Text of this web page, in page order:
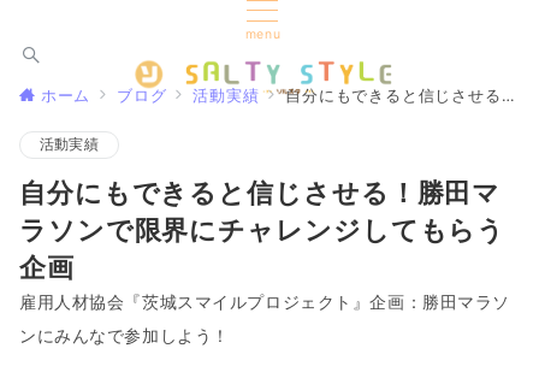
menu
ホーム ブログ 活動実績 自分にもできると信じさせる！勝田マラソンで限界にチャレンジしてもらう企画
活動実績
自分にもできると信じさせる！勝田マ
ラソンで限界にチャレンジしてもらう
企画
雇用人材協会『茨城スマイルプロジェクト』企画：勝田マラソ
ンにみんなで参加しよう！